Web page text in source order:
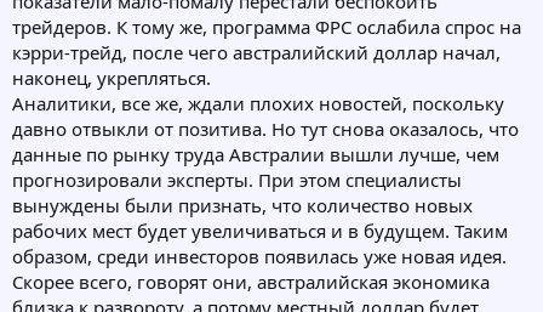
трейдеров. К тому же, программа ФРС ослабила спрос на
кэрри-трейд, после чего австралийский доллар начал,
наконец, укрепляться.
Аналитики, все же, ждали плохих новостей, поскольку
давно отвыкли от позитива. Но тут снова оказалось, что
данные по рынку труда Австралии вышли лучше, чем
прогнозировали эксперты. При этом специалисты
вынуждены были признать, что количество новых
рабочих мест будет увеличиваться и в будущем. Таким
образом, среди инвесторов появилась уже новая идея.
Скорее всего, говорят они, австралийская экономика